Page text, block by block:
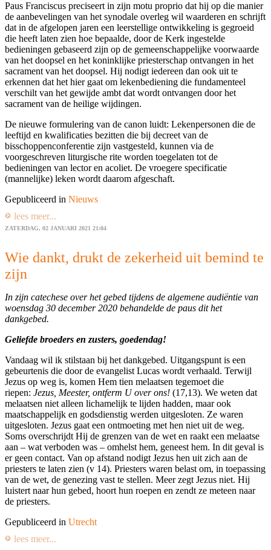
Paus Franciscus preciseert in zijn motu proprio dat hij op die manier
de aanbevelingen van het synodale overleg wil waarderen en schrijft
dat in de afgelopen jaren een leerstellige ontwikkeling is gegroeid
die heeft laten zien hoe bepaalde, door de Kerk ingestelde
bedieningen gebaseerd zijn op de gemeenschappelijke voorwaarde
van het doopsel en het koninklijke priesterschap ontvangen in het
sacrament van het doopsel. Hij nodigt iedereen dan ook uit te
erkennen dat het hier gaat om lekenbediening die fundamenteel
verschilt van het gewijde ambt dat wordt ontvangen door het
sacrament van de heilige wijdingen.
De nieuwe formulering van de canon luidt: Lekenpersonen die de
leeftijd en kwalificaties bezitten die bij decreet van de
bisschoppenconferentie zijn vastgesteld, kunnen via de
voorgeschreven liturgische rite worden toegelaten tot de
bedieningen van lector en acoliet. De vroegere specificatie
(mannelijke) leken wordt daarom afgeschaft.
Gepubliceerd in Nieuws
lees meer...
ZATERDAG, 02 JANUARI 2021 21:04
Wie dankt, drukt de zekerheid uit bemind te
zijn
In zijn catechese over het gebed tijdens de algemene audiëntie van
woensdag 30 december 2020 behandelde de paus dit het
dankgebed.
Geliefde broeders en zusters, goedendag!
Vandaag wil ik stilstaan bij het dankgebed. Uitgangspunt is een
gebeurtenis die door de evangelist Lucas wordt verhaald. Terwijl
Jezus op weg is, komen Hem tien melaatsen tegemoet die
riepen: Jezus, Meester, ontferm U over ons! (17,13). We weten dat
melaatsen niet alleen lichamelijk te lijden hadden, maar ook
maatschappelijk en godsdienstig werden uitgesloten. Ze waren
uitgesloten. Jezus gaat een ontmoeting met hen niet uit de weg.
Soms overschrijdt Hij de grenzen van de wet en raakt een melaatse
aan – wat verboden was – omhelst hem, geneest hem. In dit geval is
er geen contact. Van op afstand nodigt Jezus hen uit zich aan de
priesters te laten zien (v 14). Priesters waren belast om, in toepassing
van de wet, de genezing vast te stellen. Meer zegt Jezus niet. Hij
luistert naar hun gebed, hoort hun roepen en zendt ze meteen naar
de priesters.
Gepubliceerd in Utrecht
lees meer...